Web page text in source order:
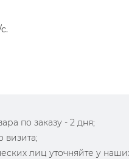
по заказу - 2 дня;
визита;
лиц уточняйте у